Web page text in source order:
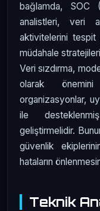
bağlamda, SOC
analistleri, veri
aktivitelerini tespit
müdahale
Veri sızdırma,
olarak
organizasyonlar,
ile
geliştirmelidir.
güvenlik
hataların
Teknik